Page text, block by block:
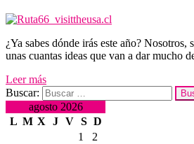
¿Ya sabes dónde irás este año? Nosotros,
unas cuantas ideas que van a dar mucho
Leer más
Buscar:
agosto 2026
L M X J V S D
1
2